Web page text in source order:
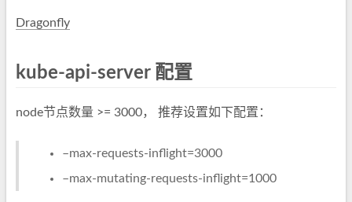
Dragonfly
kube-api-server 配置
node节点数量 >= 3000， 推荐设置如下配置：
–max-requests-inflight=3000
–max-mutating-requests-inflight=1000